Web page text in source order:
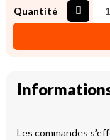
Quantité
Les commandes